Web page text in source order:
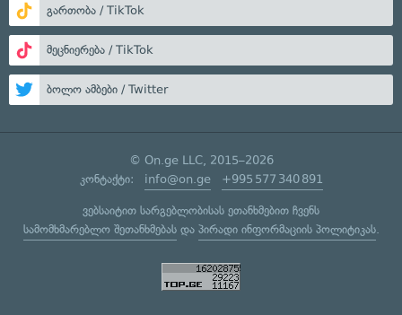
გართობა / TikTok
მეცნიერება / TikTok
ბოლო ამბები / Twitter
© On.ge LLC, 2015–2026
კონტაქტი: info@on.ge +995 577 340 891
ვებსაიტით სარგებლობისას ეთანხმებით ჩვენს
სამომხმარებლო შეთანხმებასდა პირადი ინფორმაციის პოლიტიკას.